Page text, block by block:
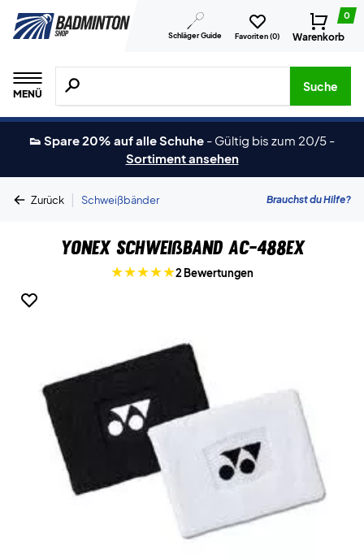
Schläger Guide Favoriten (0)
0
Warenkorb
MENÜ
Suche nach Produkten, Marken usw.
Suche
👟 Spare 20% auf alle Schuhe - Gültig bis zum 20/5 -
Sortiment ansehen
Zurück | Schweißbänder Brauchst du Hilfe?
Yonex Schweißband AC-488EX
2 Bewertungen